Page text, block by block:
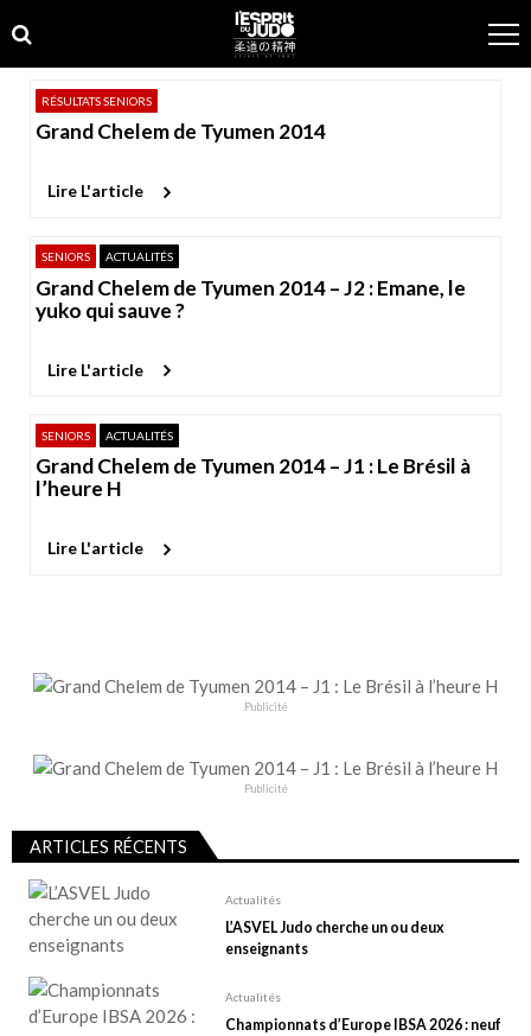
to
navigation
to
content
RÉSULTATS SENIORS
Grand Chelem de Tyumen 2014
Lire L'article
SENIORS ACTUALITÉS
Grand Chelem de Tyumen 2014 – J2 : Emane, le
yuko qui sauve ?
Lire L'article
SENIORS ACTUALITÉS
Grand Chelem de Tyumen 2014 – J1 : Le Brésil à
l’heure H
Lire L'article
Publicité
Publicité
ARTICLES RÉCENTS
Actualités
L’ASVEL Judo cherche un ou deux
enseignants
Actualités
Championnats d’Europe IBSA 2026 : neuf